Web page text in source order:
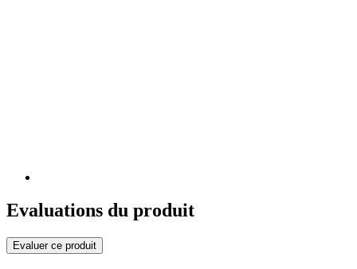
Evaluations du produit
Evaluer ce produit